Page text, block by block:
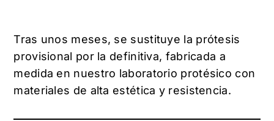
Tras unos meses, se sustituye la prótesis
provisional por la definitiva, fabricada a
medida en nuestro laboratorio protésico con
materiales de alta estética y resistencia.